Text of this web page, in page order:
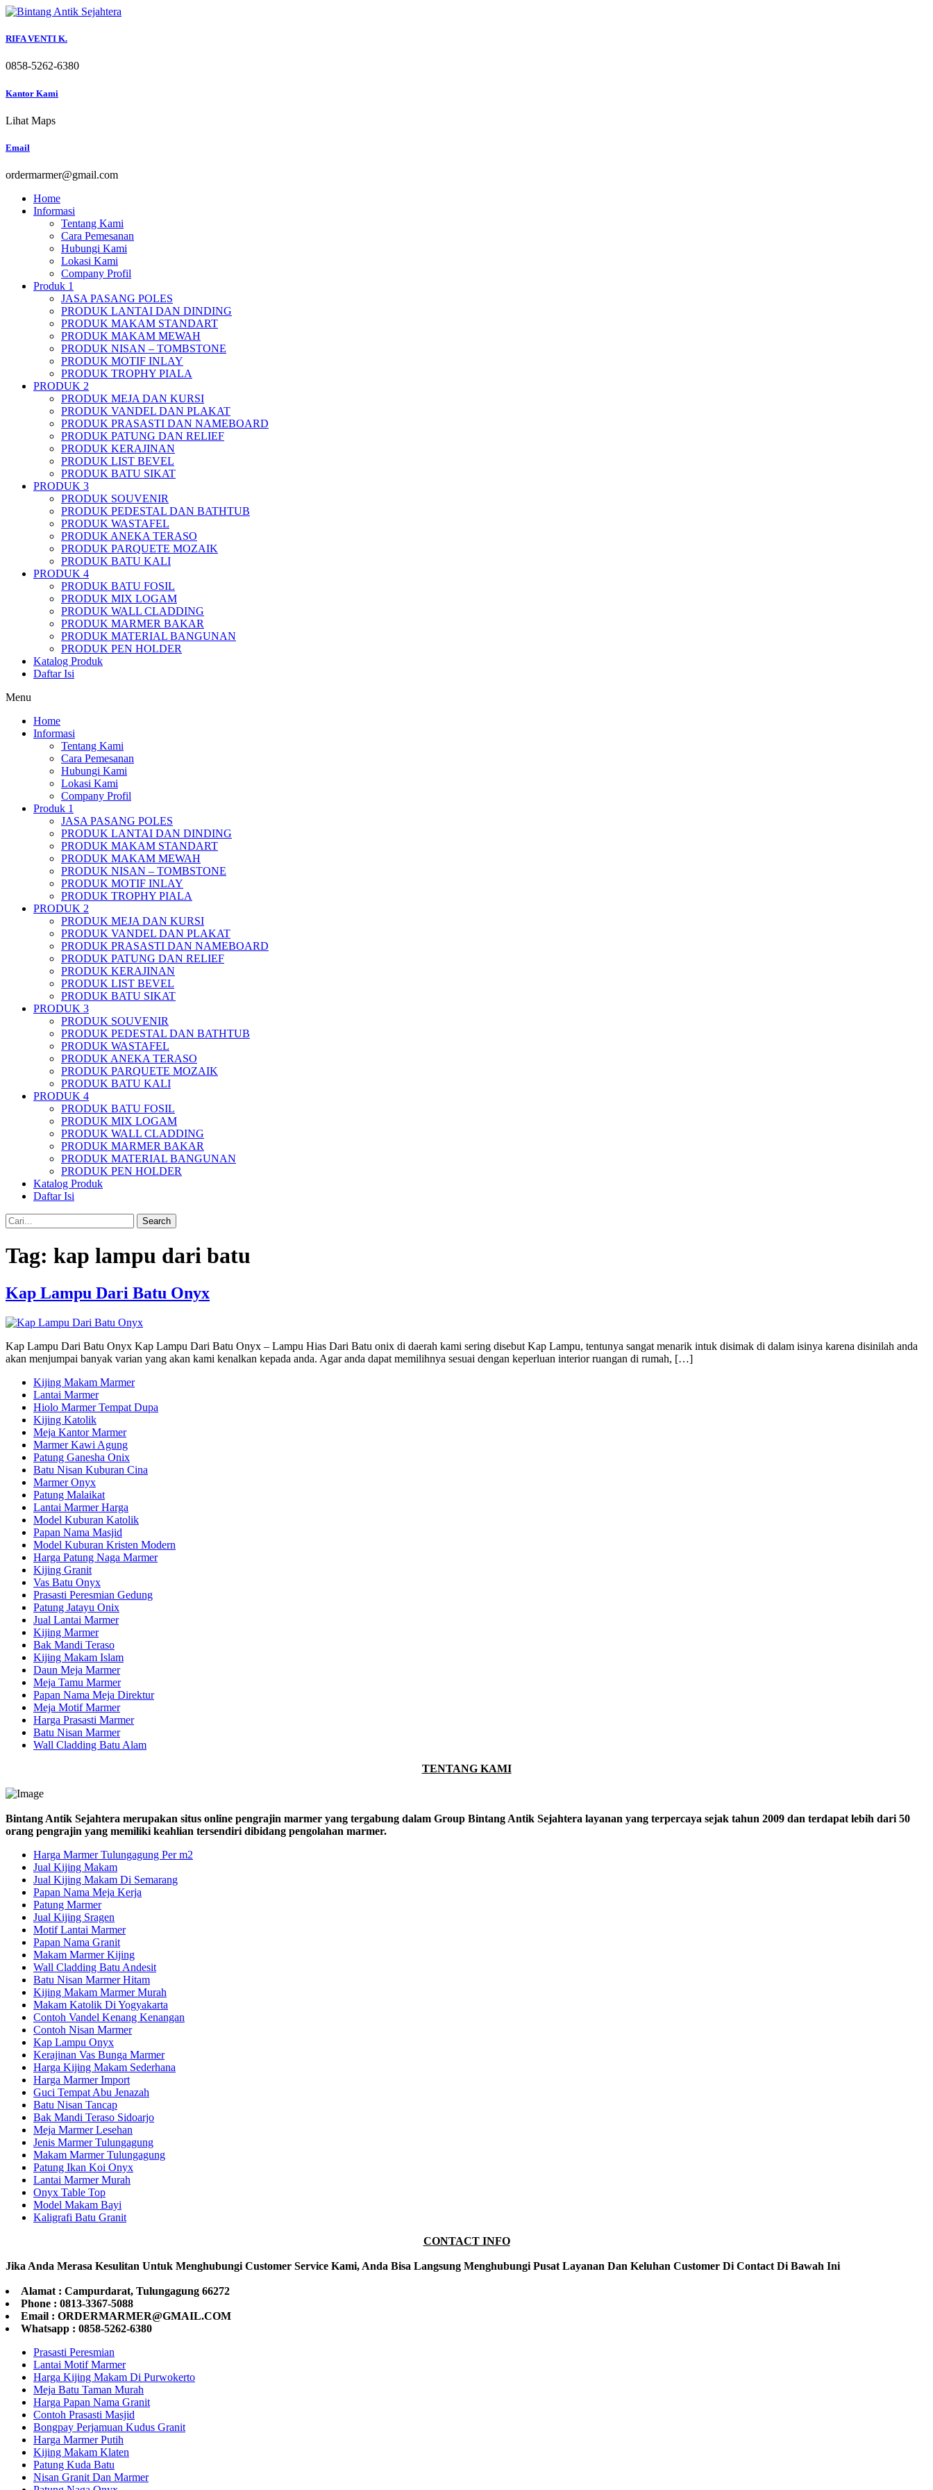
Skip
content
RIFA VENTI K.
0858-5262-6380
Kantor Kami
Lihat Maps
Email
ordermarmer@gmail.com
Home
Informasi
Tentang Kami
Cara Pemesanan
Hubungi Kami
Lokasi Kami
Company Profil
Produk 1
JASA PASANG POLES
PRODUK LANTAI DAN DINDING
PRODUK MAKAM STANDART
PRODUK MAKAM MEWAH
PRODUK NISAN – TOMBSTONE
PRODUK MOTIF INLAY
PRODUK TROPHY PIALA
PRODUK 2
PRODUK MEJA DAN KURSI
PRODUK VANDEL DAN PLAKAT
PRODUK PRASASTI DAN NAMEBOARD
PRODUK PATUNG DAN RELIEF
PRODUK KERAJINAN
PRODUK LIST BEVEL
PRODUK BATU SIKAT
PRODUK 3
PRODUK SOUVENIR
PRODUK PEDESTAL DAN BATHTUB
PRODUK WASTAFEL
PRODUK ANEKA TERASO
PRODUK PARQUETE MOZAIK
PRODUK BATU KALI
PRODUK 4
PRODUK BATU FOSIL
PRODUK MIX LOGAM
PRODUK WALL CLADDING
PRODUK MARMER BAKAR
PRODUK MATERIAL BANGUNAN
PRODUK PEN HOLDER
Katalog Produk
Daftar Isi
Menu
Home
Informasi
Tentang Kami
Cara Pemesanan
Hubungi Kami
Lokasi Kami
Company Profil
Produk 1
JASA PASANG POLES
PRODUK LANTAI DAN DINDING
PRODUK MAKAM STANDART
PRODUK MAKAM MEWAH
PRODUK NISAN – TOMBSTONE
PRODUK MOTIF INLAY
PRODUK TROPHY PIALA
PRODUK 2
PRODUK MEJA DAN KURSI
PRODUK VANDEL DAN PLAKAT
PRODUK PRASASTI DAN NAMEBOARD
PRODUK PATUNG DAN RELIEF
PRODUK KERAJINAN
PRODUK LIST BEVEL
PRODUK BATU SIKAT
PRODUK 3
PRODUK SOUVENIR
PRODUK PEDESTAL DAN BATHTUB
PRODUK WASTAFEL
PRODUK ANEKA TERASO
PRODUK PARQUETE MOZAIK
PRODUK BATU KALI
PRODUK 4
PRODUK BATU FOSIL
PRODUK MIX LOGAM
PRODUK WALL CLADDING
PRODUK MARMER BAKAR
PRODUK MATERIAL BANGUNAN
PRODUK PEN HOLDER
Katalog Produk
Daftar Isi
Search
Tag: kap lampu dari batu
Kap Lampu Dari Batu Onyx
Kap Lampu Dari Batu Onyx Kap Lampu Dari Batu Onyx – Lampu Hias Dari Batu onix di daerah kami sering disebut Kap Lampu, tentunya sangat menarik intuk disimak di dalam isinya karena disinilah anda
akan menjumpai banyak varian yang akan kami kenalkan kepada anda. Agar anda dapat memilihnya sesuai dengan keperluan interior ruangan di rumah, […]
Kijing Makam Marmer
Lantai Marmer
Hiolo Marmer Tempat Dupa
Kijing Katolik
Meja Kantor Marmer
Marmer Kawi Agung
Patung Ganesha Onix
Batu Nisan Kuburan Cina
Marmer Onyx
Patung Malaikat
Lantai Marmer Harga
Model Kuburan Katolik
Papan Nama Masjid
Model Kuburan Kristen Modern
Harga Patung Naga Marmer
Kijing Granit
Vas Batu Onyx
Prasasti Peresmian Gedung
Patung Jatayu Onix
Jual Lantai Marmer
Kijing Marmer
Bak Mandi Teraso
Kijing Makam Islam
Daun Meja Marmer
Meja Tamu Marmer
Papan Nama Meja Direktur
Meja Motif Marmer
Harga Prasasti Marmer
Batu Nisan Marmer
Wall Cladding Batu Alam
TENTANG KAMI
Bintang Antik Sejahtera merupakan situs online pengrajin marmer yang tergabung dalam Group Bintang Antik Sejahtera layanan yang terpercaya sejak tahun 2009 dan terdapat lebih dari 50
orang pengrajin yang memiliki keahlian tersendiri dibidang pengolahan marmer.
Harga Marmer Tulungagung Per m2
Jual Kijing Makam
Jual Kijing Makam Di Semarang
Papan Nama Meja Kerja
Patung Marmer
Jual Kijing Sragen
Motif Lantai Marmer
Papan Nama Granit
Makam Marmer Kijing
Wall Cladding Batu Andesit
Batu Nisan Marmer Hitam
Kijing Makam Marmer Murah
Makam Katolik Di Yogyakarta
Contoh Vandel Kenang Kenangan
Contoh Nisan Marmer
Kap Lampu Onyx
Kerajinan Vas Bunga Marmer
Harga Kijing Makam Sederhana
Harga Marmer Import
Guci Tempat Abu Jenazah
Batu Nisan Tancap
Bak Mandi Teraso Sidoarjo
Meja Marmer Lesehan
Jenis Marmer Tulungagung
Makam Marmer Tulungagung
Patung Ikan Koi Onyx
Lantai Marmer Murah
Onyx Table Top
Model Makam Bayi
Kaligrafi Batu Granit
CONTACT INFO
Jika Anda Merasa Kesulitan Untuk Menghubungi Customer Service Kami, Anda Bisa Langsung Menghubungi Pusat Layanan Dan Keluhan Customer Di Contact Di Bawah Ini
Alamat : Campurdarat, Tulungagung 66272
Phone : 0813-3367-5088
Email : ORDERMARMER@GMAIL.COM
Whatsapp : 0858-5262-6380
Prasasti Peresmian
Lantai Motif Marmer
Harga Kijing Makam Di Purwokerto
Meja Batu Taman Murah
Harga Papan Nama Granit
Contoh Prasasti Masjid
Bongpay Perjamuan Kudus Granit
Harga Marmer Putih
Kijing Makam Klaten
Patung Kuda Batu
Nisan Granit Dan Marmer